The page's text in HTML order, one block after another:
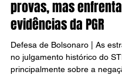
Defesa de Bolsonaro
provas, mas
evidências da PGR
Defesa de Bolsonaro | As